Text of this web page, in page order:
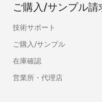
ご購入/サンプル請
技術サポート
ご購入/サンプル
在庫確認
営業所・代理店